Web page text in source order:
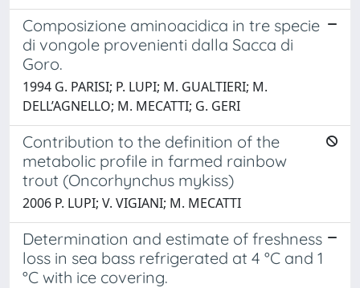
Composizione aminoacidica in tre specie
di vongole provenienti dalla Sacca di
Goro.
1994 G. PARISI; P. LUPI; M. GUALTIERI; M.
DELL’AGNELLO; M. MECATTI; G. GERI
Contribution to the definition of the
metabolic profile in farmed rainbow
trout (Oncorhynchus mykiss)
2006 P. LUPI; V. VIGIANI; M. MECATTI
Determination and estimate of freshness
loss in sea bass refrigerated at 4 °C and 1
°C with ice covering.